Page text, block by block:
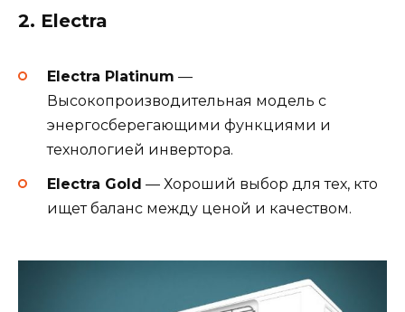
2. Electra
Electra Platinum —
Высокопроизводительная модель с
энергосберегающими функциями и
технологией инвертора.
Electra Gold — Хороший выбор для тех, кто
ищет баланс между ценой и качеством.